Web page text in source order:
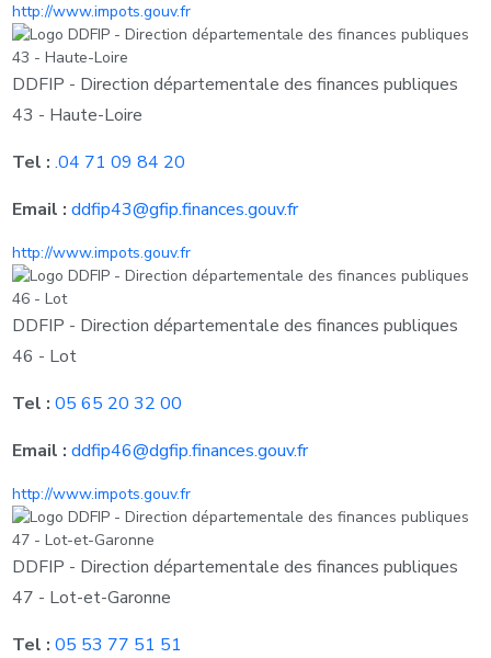
http://www.impots.gouv.fr
DDFIP - Direction départementale des finances publiques
43 - Haute-Loire
Tel : .04 71 09 84 20
Email : ddfip43@gfip.finances.gouv.fr
http://www.impots.gouv.fr
DDFIP - Direction départementale des finances publiques
46 - Lot
Tel : 05 65 20 32 00
Email : ddfip46@dgfip.finances.gouv.fr
http://www.impots.gouv.fr
DDFIP - Direction départementale des finances publiques
47 - Lot-et-Garonne
Tel : 05 53 77 51 51